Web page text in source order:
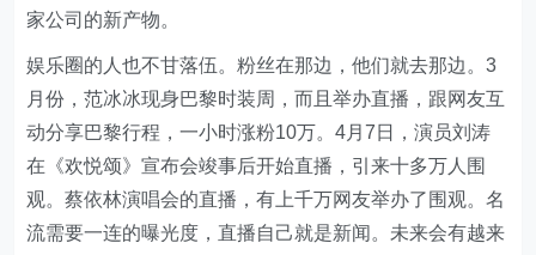
家公司的新产物。
娱乐圈的人也不甘落伍。粉丝在那边，他们就去那边。3
月份，范冰冰现身巴黎时装周，而且举办直播，跟网友互
动分享巴黎行程，一小时涨粉10万。4月7日，演员刘涛
在《欢悦颂》宣布会竣事后开始直播，引来十多万人围
观。蔡依林演唱会的直播，有上千万网友举办了围观。名
流需要一连的曝光度，直播自己就是新闻。未来会有越来